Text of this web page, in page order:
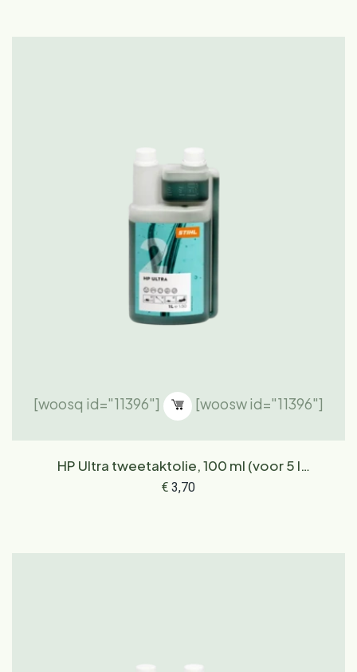
[woosq id="11396"] [woosw id="11396"]
HP Ultra tweetaktolie, 100 ml (voor 5 l
brandstof)
€3,70